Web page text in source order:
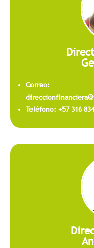
Correo:
Teléfono: +57 316